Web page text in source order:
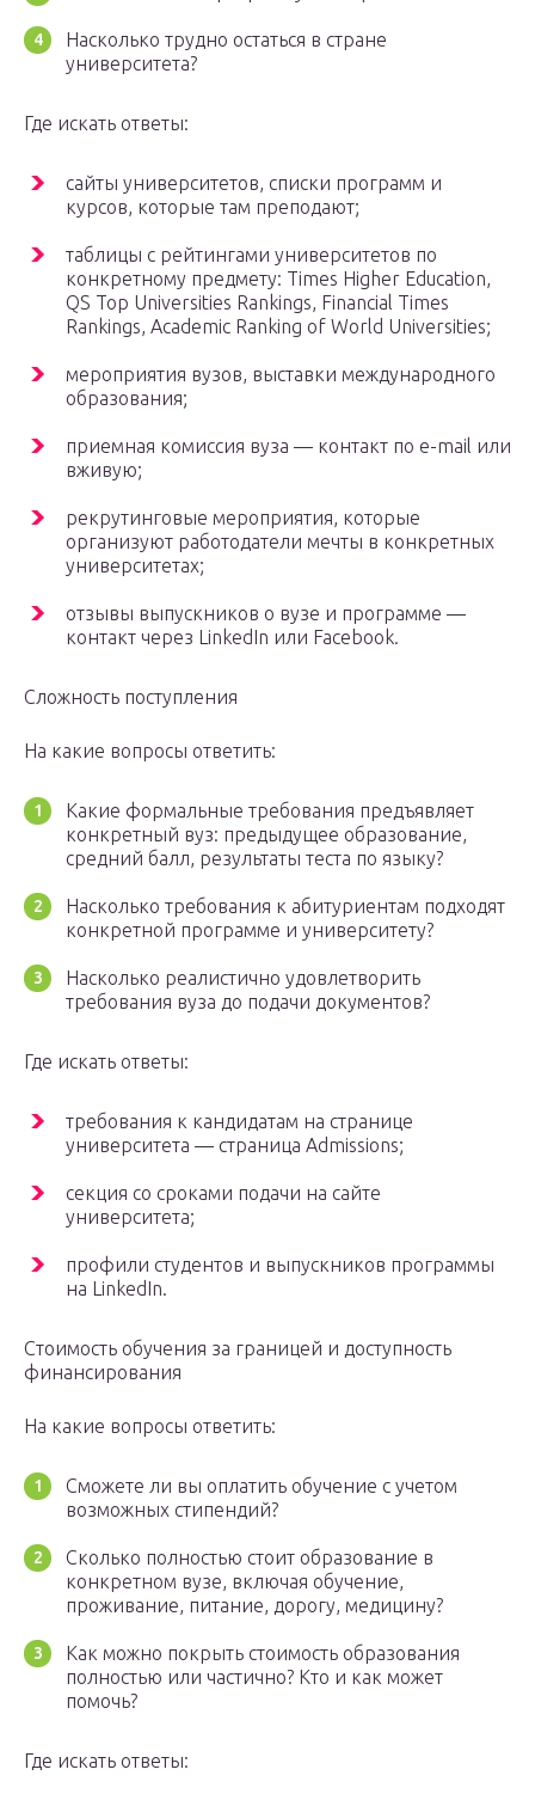
Насколько трудно остаться в стране
университета?
Где искать ответы:
сайты университетов, списки программ и
курсов, которые там преподают;
таблицы с рейтингами университетов по
конкретному предмету: Times Higher Education,
QS Top Universities Rankings, Financial Times
Rankings, Academic Ranking of World Universities;
мероприятия вузов, выставки международного
образования;
приемная комиссия вуза — контакт по e-mail или
вживую;
рекрутинговые мероприятия, которые
организуют работодатели мечты в конкретных
университетах;
отзывы выпускников о вузе и программе —
контакт через LinkedIn или Facebook.
Сложность поступления
На какие вопросы ответить:
Какие формальные требования предъявляет
конкретный вуз: предыдущее образование,
средний балл, результаты теста по языку?
Насколько требования к абитуриентам подходят
конкретной программе и университету?
Насколько реалистично удовлетворить
требования вуза до подачи документов?
Где искать ответы:
требования к кандидатам на странице
университета — страница Admissions;
секция со сроками подачи на сайте
университета;
профили студентов и выпускников программы
на LinkedIn.
Стоимость обучения за границей и доступность
финансирования
На какие вопросы ответить:
Сможете ли вы оплатить обучение с учетом
возможных стипендий?
Сколько полностью стоит образование в
конкретном вузе, включая обучение,
проживание, питание, дорогу, медицину?
Как можно покрыть стоимость образования
полностью или частично? Кто и как может
помочь?
Где искать ответы: